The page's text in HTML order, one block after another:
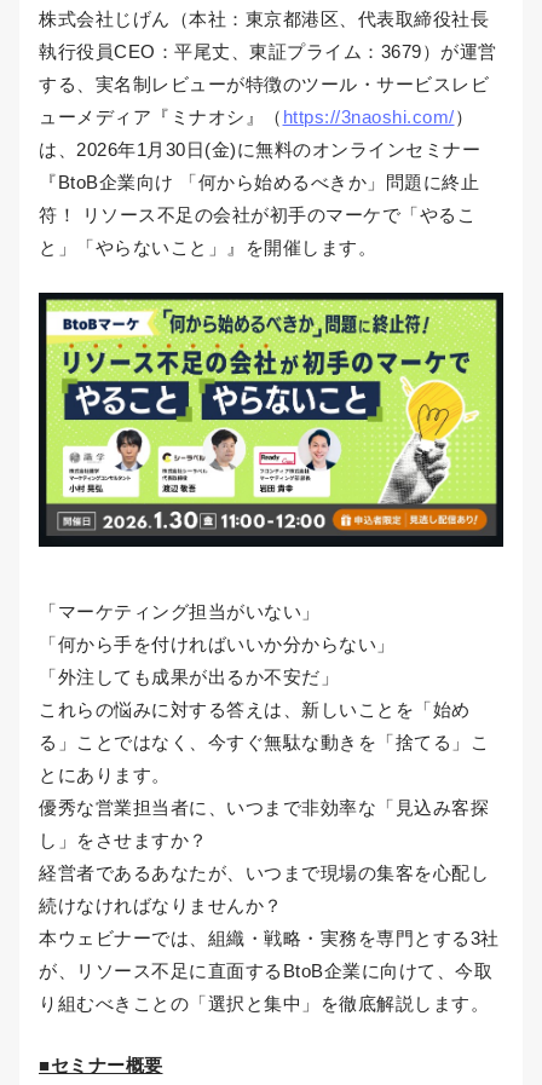
株式会社じげん（本社：東京都港区、代表取締役社長
執行役員CEO：平尾丈、東証プライム：3679）が運営
する、実名制レビューが特徴のツール・サービスレビ
ューメディア『ミナオシ』（ https://3naoshi.com/）
は、2026年1月30日(金)に無料のオンラインセミナー
『BtoB企業向け 「何から始めるべきか」問題に終止
符！ リソース不足の会社が初手のマーケで「やるこ
と」「やらないこと」』を開催します。
「マーケティング担当がいない」
「何から手を付ければいいか分からない」
「外注しても成果が出るか不安だ」
これらの悩みに対する答えは、新しいことを「始め
る」ことではなく、今すぐ無駄な動きを「捨てる」こ
とにあります。
優秀な営業担当者に、いつまで非効率な「見込み客探
し」をさせますか？
経営者であるあなたが、いつまで現場の集客を心配し
続けなければなりませんか？
本ウェビナーでは、組織・戦略・実務を専門とする3社
が、リソース不足に直面するBtoB企業に向けて、今取
り組むべきことの「選択と集中」を徹底解説します。
■セミナー概要